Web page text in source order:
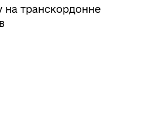
на транскордонне